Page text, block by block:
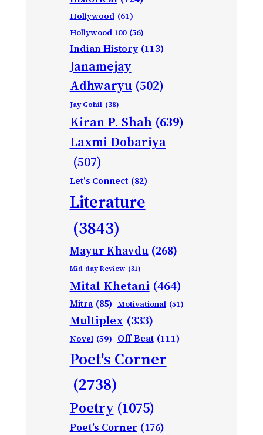
Hollywood (61)
Hollywood 100 (56)
Indian History (113)
Janamejay
Adhwaryu (502)
Jay Gohil (38)
Kiran P. Shah (639)
Laxmi Dobariya
(507)
Let's Connect (82)
Literature
(3843)
Mayur Khavdu (268)
Mid-day Review (31)
Mital Khetani (464)
Mitra (85) Motivational (51)
Multiplex (333)
Novel (59) Off Beat (111)
Poet's Corner
(2738)
Poetry (1075)
Poet’s Corner (176)